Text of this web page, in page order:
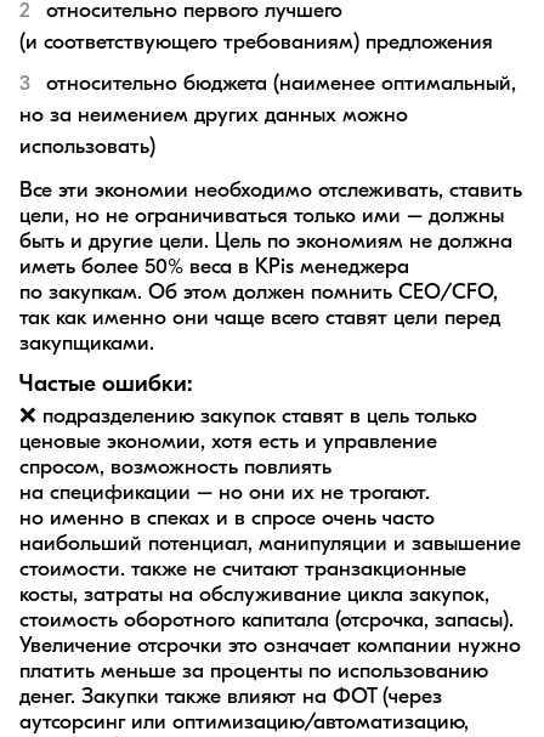
относительно первого лучшего
(и соответствующего требованиям) предложения
относительно бюджета (наименее оптимальный,
но за неимением других данных можно
использовать)
Все эти экономии необходимо отслеживать, ставить
цели, но не ограничиваться только ими – должны
быть и другие цели. Цель по экономиям не должна
иметь более 50% веса в KPis менеджера
по закупкам. Об этом должен помнить CEO/CFO,
так как именно они чаще всего ставят цели перед
закупщиками.
Частые ошибки:
❌ подразделению закупок ставят в цель только
ценовые экономии, хотя есть и управление
спросом, возможность повлиять
на спецификации – но они их не трогают.
но именно в спеках и в спросе очень часто
наибольший потенциал, манипуляции и завышение
стоимости. также не считают транзакционные
косты, затраты на обслуживание цикла закупок,
стоимость оборотного капитала (отсрочка, запасы).
Увеличение отсрочки это означает компании нужно
платить меньше за проценты по использованию
денег. Закупки также влияют на ФОТ (через
аутсорсинг или оптимизацию/автоматизацию,